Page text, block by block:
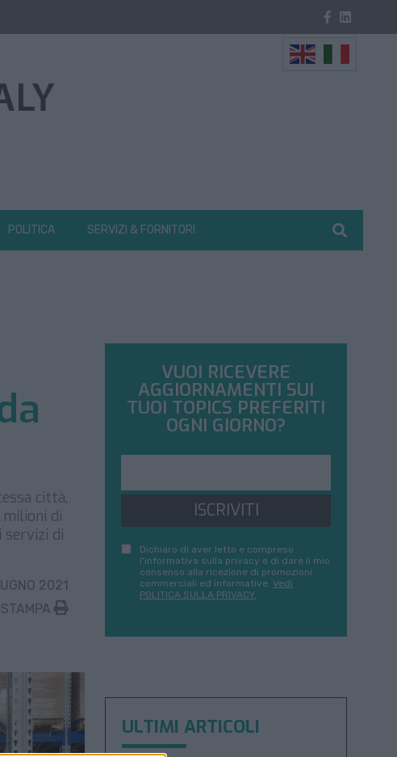
POLITICA SERVIZI & FORNITORI
città,
di
di
2021
STAMPA
VUOI RICEVERE
AGGIORNAMENTI SUI
TUOI TOPICS PREFERITI
OGNI GIORNO?
ISCRIVITI
Dichiaro di aver letto e compreso
l'informativa sulla privacy e di dare il mio
consenso alla ricezione di promozioni
commerciali ed informative. Vedi
POLITICA SULLA PRIVACY.
ULTIMI ARTICOLI